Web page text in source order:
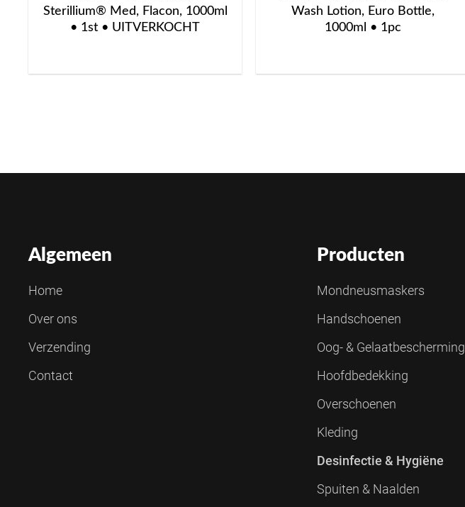
Sterillium® Med, Flacon, 1000ml
• 1st • UITVERKOCHT
Wash Lotion, Euro Bottle,
1000ml • 1pc
Algemeen
Home
Over ons
Verzending
Contact
Producten
Mondneusmaskers
Handschoenen
Oog- & Gelaatbescherming
Hoofdbedekking
Overschoenen
Kleding
Desinfectie & Hygiëne
Spuiten & Naalden